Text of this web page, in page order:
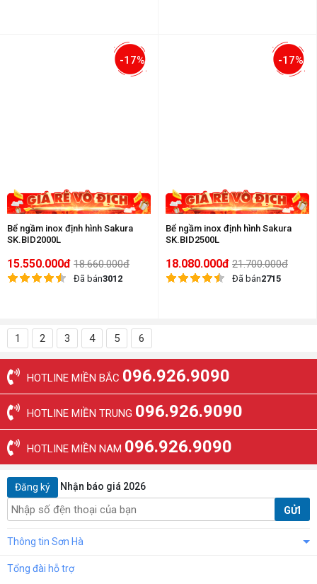
-17%
Bể ngầm inox định hình Sakura
SK.BID2000L
15.550.000đ 18.660.000đ
Đã bán3012
-17%
Bể ngầm inox định hình Sakura
SK.BID2500L
18.080.000đ 21.700.000đ
Đã bán2715
1 2 3 4 5 6
HOTLINE MIỀN BẮC 096.926.9090
HOTLINE MIỀN TRUNG 096.926.9090
HOTLINE MIỀN NAM 096.926.9090
Đăng ký Nhận báo giá 2026
GỬI
Thông tin Sơn Hà
Tổng đài hỗ trợ